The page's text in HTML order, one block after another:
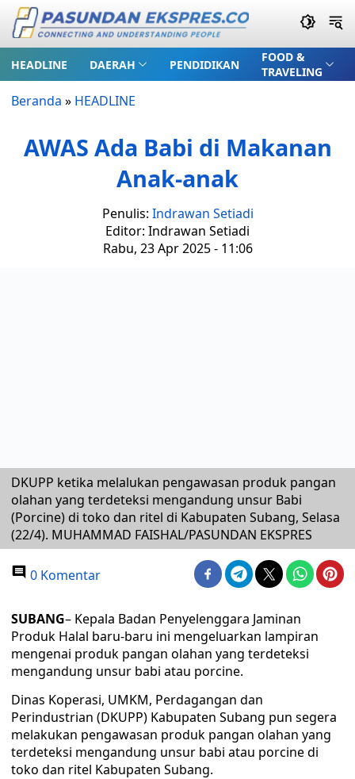
HEADLINE DAERAH PENDIDIKAN
FOOD &
TRAVELING
Beranda » HEADLINE
AWAS Ada Babi di Makanan
Anak-anak
Penulis: Indrawan Setiadi
Editor: Indrawan Setiadi
Rabu, 23 Apr 2025 - 11:06
DKUPP ketika melalukan pengawasan produk pangan
olahan yang terdeteksi mengandung unsur Babi
(Porcine) di toko dan ritel di Kabupaten Subang, Selasa
(22/4). MUHAMMAD FAISHAL/PASUNDAN EKSPRES
0 Komentar
SUBANG– Kepala Badan Penyelenggara Jaminan
Produk Halal baru-baru ini mengeluarkan lampiran
mengenai produk pangan olahan yang terdeteksi
mengandung unsur babi atau porcine.
Dinas Koperasi, UMKM, Perdagangan dan
Perindustrian (DKUPP) Kabupaten Subang pun segera
melakukan pengawasan produk pangan olahan yang
terdeteksi mengandung unsur babi atau porcine di
toko dan ritel Kabupaten Subang.